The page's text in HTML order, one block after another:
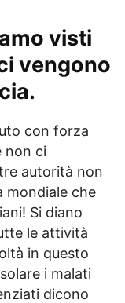
visti
vengono
con forza
non ci
autorità non
mondiale che
Si diano
le attività
in questo
i malati
dicono